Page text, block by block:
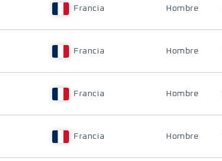
Francia Hombre
Francia Hombre
Francia Hombre
Francia Hombre